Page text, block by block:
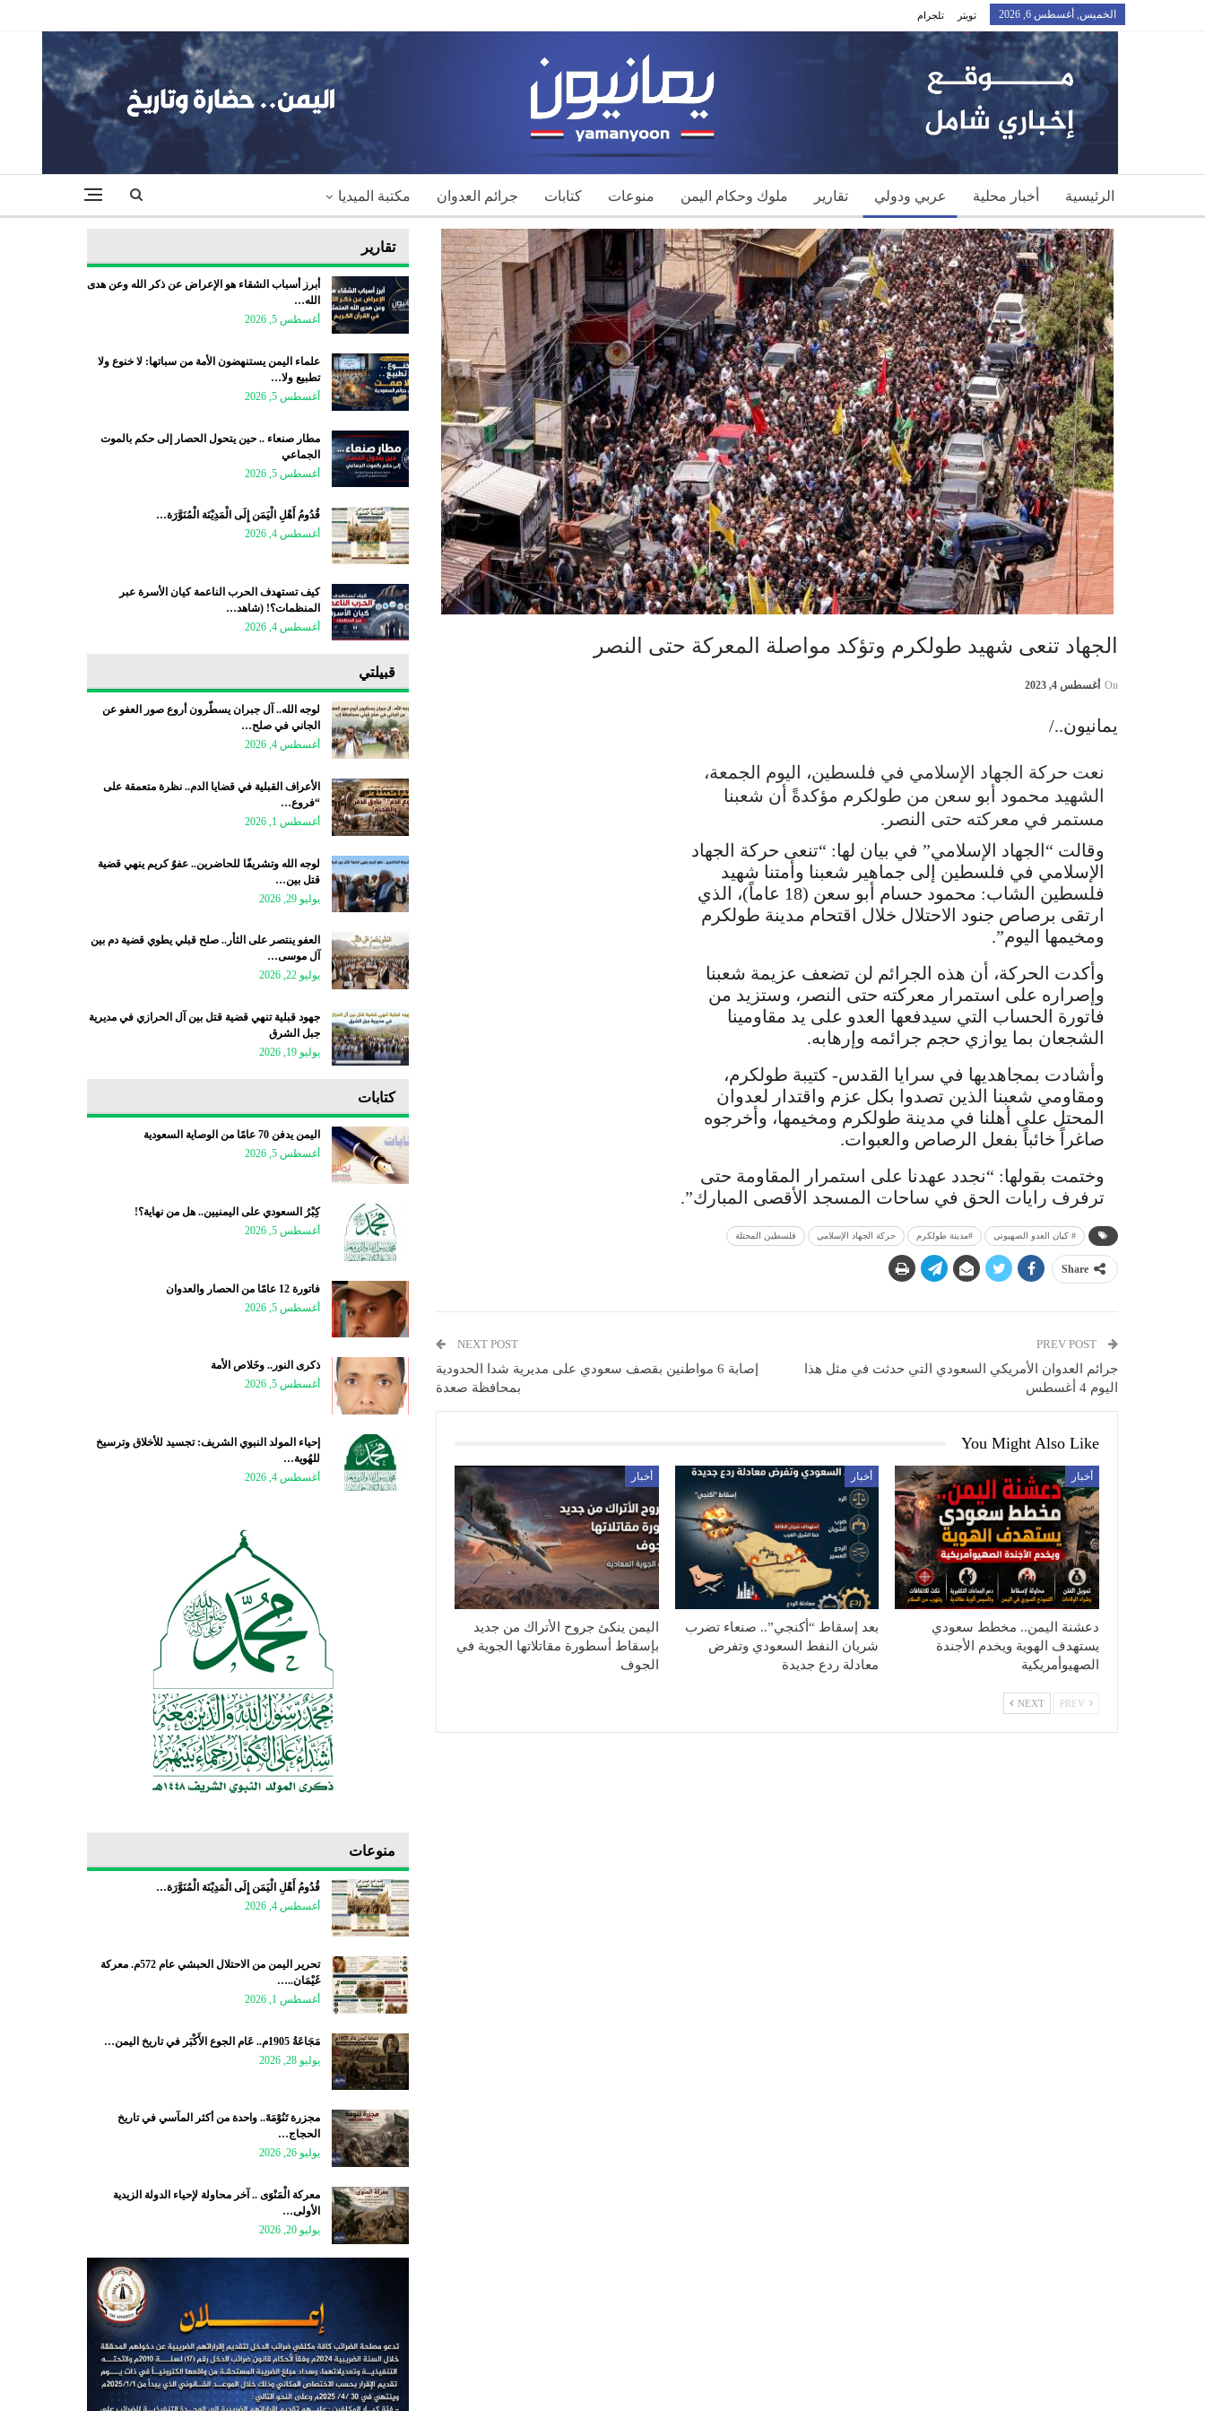
الخميس, أغسطس 6, 2026 تويتر تلجرام
الرئيسية أخبار محلية عربي ودولي تقارير ملوك وحكام اليمن منوعات كتابات جرائم العدوان مكتبة الميديا
الجهاد تنعى شهيد طولكرم وتؤكد مواصلة المعركة حتى النصر
On أغسطس 4, 2023
يمانيون../
نعت حركة الجهاد الإسلامي في فلسطين، اليوم الجمعة،
الشهيد محمود أبو سعن من طولكرم مؤكدةً أن شعبنا
مستمر في معركته حتى النصر.
وقالت “الجهاد الإسلامي” في بيان لها: “تنعى حركة الجهاد
الإسلامي في فلسطين إلى جماهير شعبنا وأمتنا شهيد
فلسطين الشاب: محمود حسام أبو سعن (18 عاماً)، الذي
ارتقى برصاص جنود الاحتلال خلال اقتحام مدينة طولكرم
ومخيمها اليوم”.
وأكدت الحركة، أن هذه الجرائم لن تضعف عزيمة شعبنا
وإصراره على استمرار معركته حتى النصر، وستزيد من
فاتورة الحساب التي سيدفعها العدو على يد مقاومينا
الشجعان بما يوازي حجم جرائمه وإرهابه.
وأشادت بمجاهديها في سرايا القدس- كتيبة طولكرم،
ومقاومي شعبنا الذين تصدوا بكل عزم واقتدار لعدوان
المحتل على أهلنا في مدينة طولكرم ومخيمها، وأخرجوه
صاغراً خائباً بفعل الرصاص والعبوات.
وختمت بقولها: “نجدد عهدنا على استمرار المقاومة حتى
ترفرف رايات الحق في ساحات المسجد الأقصى المبارك”.
# كيان العدو الصهيوني #مدينة طولكرم حركة الجهاد الإسلامي فلسطين المحتلة
Share
جرائم العدوان الأمريكي السعودي التي حدثت في مثل هذا
اليوم 4 أغسطس
NEXT POST
إصابة 6 مواطنين بقصف سعودي على مديرية شدا الحدودية
بمحافظة صعدة
You Might Also Like
أخبار
دعشنة اليمن.. مخطط سعودي
يستهدف الهوية ويخدم الأجندة
الصهيوأمريكية
أخبار
بعد إسقاط “أكنجي”.. صنعاء تضرب
شريان النفط السعودي وتفرض
معادلة ردع جديدة
أخبار
اليمن ينكئ جروح الأتراك من جديد
بإسقاط أسطورة مقاتلاتها الجوية في
الجوف
NEXT
تقارير
أبرز أسباب الشقاء هو الإعراض عن ذكر الله وعن هدى
الله…
أغسطس 5, 2026
علماء اليمن يستنهضون الأمة من سباتها: لا خنوع ولا
تطبيع ولا…
أغسطس 5, 2026
مطار صنعاء .. حين يتحول الحصار إلى حكم بالموت
الجماعي
أغسطس 5, 2026
قُدُومُ أَهْلِ الْيَمَن إِلَى الْمَدِيْنَة الْمُنَوَّرَة…
أغسطس 4, 2026
كيف تستهدف الحرب الناعمة كيان الأسرة عبر
المنظمات؟! (شاهد…
أغسطس 4, 2026
قبيلتي
لوجه الله.. آل جبران يسطّرون أروع صور العفو عن
الجاني في صلح…
أغسطس 4, 2026
الأعراف القبلية في قضايا الدم.. نظرة متعمقة على
“فروع…
أغسطس 1, 2026
لوجه الله وتشريفًا للحاضرين.. عفوٌ كريم ينهي قضية
قتل بين…
يوليو 29, 2026
العفو ينتصر على الثأر.. صلح قبلي يطوي قضية دم بين
آل موسى…
يوليو 22, 2026
جهود قبلية تنهي قضية قتل بين آل الحرازي في مديرية
جبل الشرق
يوليو 19, 2026
كتابات
اليمن يدفن 70 عامًا من الوصاية السعودية
أغسطس 5, 2026
كِبْرُ السعودي على اليمنيين.. هل من نهاية؟!
أغسطس 5, 2026
فاتورة 12 عامًا من الحصار والعدوان
أغسطس 5, 2026
ذكرى النور.. وخَلاص الأمة
أغسطس 5, 2026
إحياء المولد النبوي الشريف: تجسيد للأخلاق وترسيخ
للهُوية…
أغسطس 4, 2026
منوعات
قُدُومُ أَهْلِ الْيَمَن إِلَى الْمَدِيْنَة الْمُنَوَّرَة…
أغسطس 4, 2026
تحرير اليمن من الاحتلال الحبشي عام 572م. معركة
غَيْمَان..…
أغسطس 1, 2026
مَجَاعَةُ 1905م.. عَام الجوع الأَكْبَر في تاريخ اليمن…
يوليو 28, 2026
مجزرة تَنُوْمَةَ.. واحدة من أكثر المآسي في تاريخ
الحجاج…
يوليو 26, 2026
معركة الْمَنْوَى .. آخر محاولة لإحياء الدولة الزيدية
الأولى…
يوليو 20, 2026